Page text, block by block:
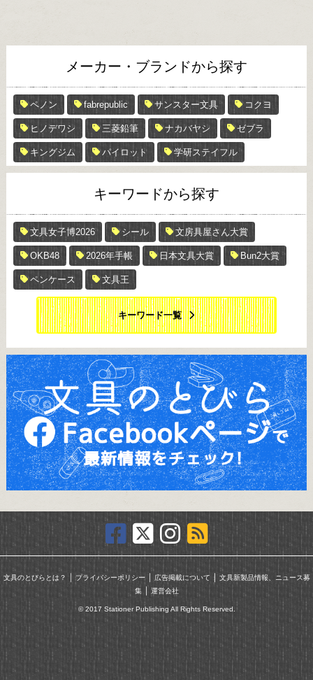
メーカー・ブランドから探す
ペノン fabrepublic サンスター文具 コクヨ
ヒノデワシ 三菱鉛筆 ナカバヤシ ゼブラ
キングジム パイロット 学研ステイフル
キーワードから探す
文具女子博2026 シール 文房具屋さん大賞
OKB48 2026年手帳 日本文具大賞 Bun2大賞
ペンケース 文具王
キーワード一覧
文具のとびらとは？ ｜ プライバシーポリシー｜ 広告掲載について ｜ 文具新製品情報、ニュース募
集｜ 運営会社
© 2017 Stationer Publishing All Rights Reserved.